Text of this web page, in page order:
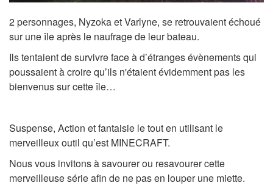
2 personnages, Nyzoka et Varlyne, se retrouvaient échoué
sur une île après le naufrage de leur bateau.
Ils tentaient de survivre face à d’étranges évènements qui
poussaient à croire qu’ils n'étaient évidemment pas les
bienvenus sur cette île…
Suspense, Action et fantaisie le tout en utilisant le
merveilleux outil qu’est MINECRAFT.
Nous vous invitons à savourer ou resavourer cette
merveilleuse série afin de ne pas en louper une miette.